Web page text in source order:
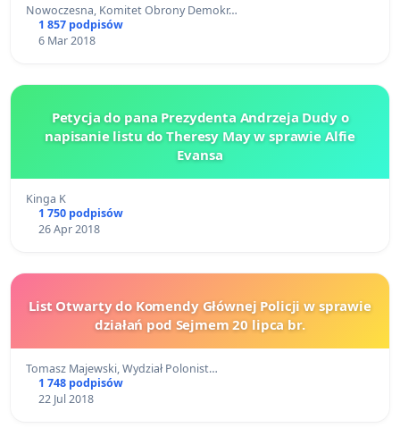
Nowoczesna, Komitet Obrony Demokr…
1 857 podpisów
6 Mar 2018
Petycja do pana Prezydenta Andrzeja Dudy o
napisanie listu do Theresy May w sprawie Alfie
Evansa
Kinga K
1 750 podpisów
26 Apr 2018
List Otwarty do Komendy Głównej Policji w sprawie
działań pod Sejmem 20 lipca br.
Tomasz Majewski, Wydział Polonist…
1 748 podpisów
22 Jul 2018